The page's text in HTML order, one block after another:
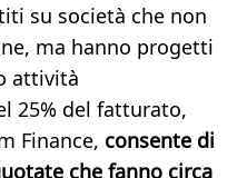
su società che non
ma hanno progetti
attività
25% del fatturato,
Finance, consente di
che fanno circa